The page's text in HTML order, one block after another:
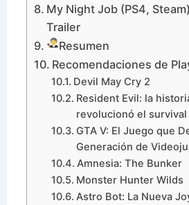
My Night Job (PS4,
Trailer
Resumen
Recomendaciones de
Devil May Cry 2
Resident Evil: la
revolucionó el
GTA V: El Juego que
Generación de
Amnesia: The Bunker
Monster Hunter Wilds
Astro Bot: La Nueva